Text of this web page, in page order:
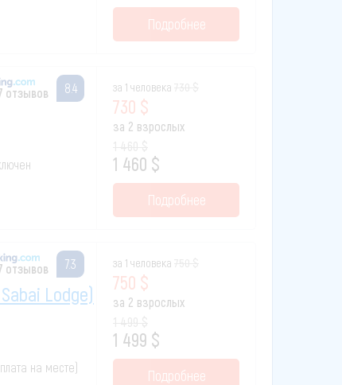
Подробнее
отзывов 8.4 за 1 человека
730 $
за 2 взрослых
1 460 $
Подробнее
отзывов 7.3
Lodge)
на месте)
за 1 человека
750 $
за 2 взрослых
1 499 $
Подробнее